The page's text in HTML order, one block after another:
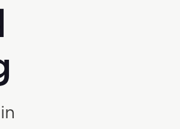
System BSB